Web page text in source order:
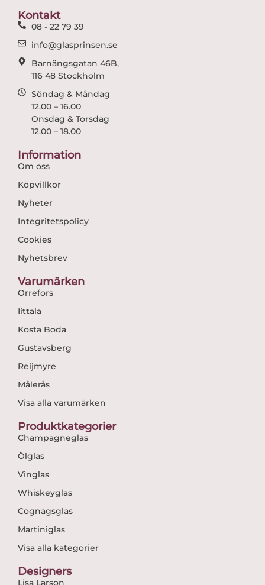
Kontakt
08 - 22 79 39
info@glasprinsen.se
Barnängsgatan 46B,
116 48 Stockholm
Söndag & Måndag
12.00 – 16.00
Onsdag & Torsdag
12.00 – 18.00
Information
Om oss
Köpvillkor
Nyheter
Integritetspolicy
Cookies
Nyhetsbrev
Varumärken
Orrefors
Iittala
Kosta Boda
Gustavsberg
Reijmyre
Målerås
Visa alla varumärken
Produktkategorier
Champagneglas
Ölglas
Vinglas
Whiskeyglas
Cognagsglas
Martiniglas
Visa alla kategorier
Designers
Lisa Larson